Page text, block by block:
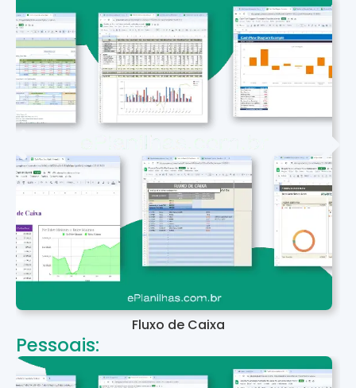
Fluxo de Caixa
Pessoais: